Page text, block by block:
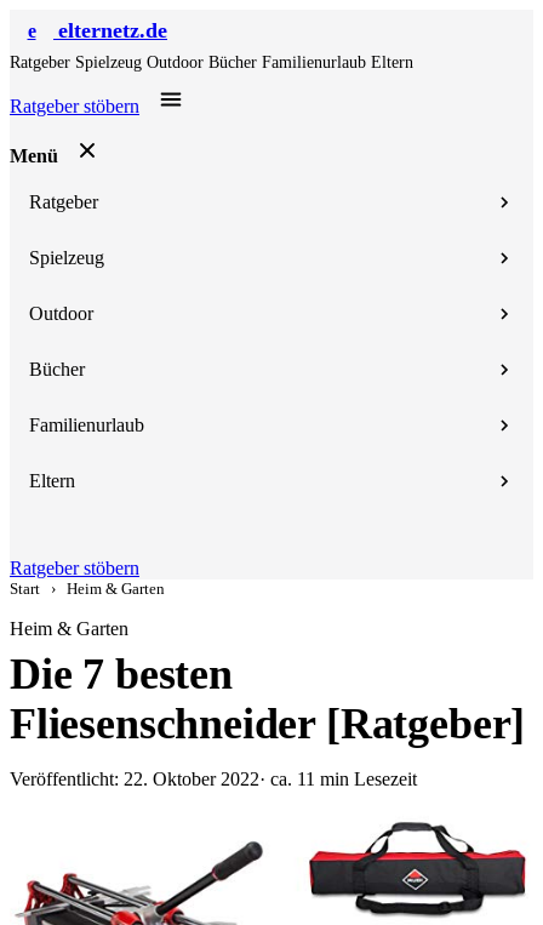
e elternetz.de
Ratgeber Spielzeug Outdoor Bücher Familienurlaub Eltern
Ratgeber stöbern
Menü
Ratgeber
Spielzeug
Outdoor
Bücher
Familienurlaub
Eltern
Ratgeber stöbern
Start › Heim & Garten
Heim & Garten
Die 7 besten
Fliesenschneider [Ratgeber]
Veröffentlicht: 22. Oktober 2022· ca. 11 min Lesezeit